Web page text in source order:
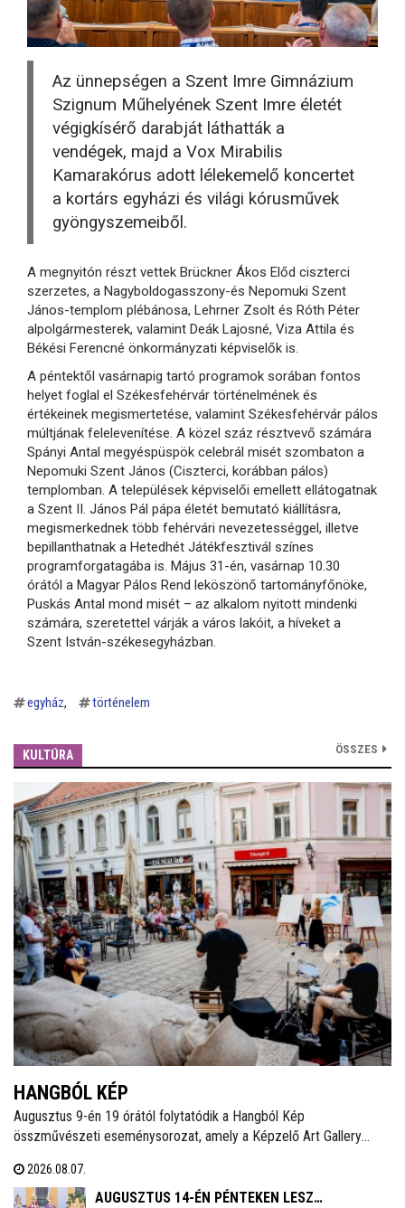
Az ünnepségen a Szent Imre Gimnázium
Szignum Műhelyének Szent Imre életét
végigkísérő darabját láthatták a
vendégek, majd a Vox Mirabilis
Kamarakórus adott lélekemelő koncertet
a kortárs egyházi és világi kórusművek
gyöngyszemeiből.
A megnyitón részt vettek Brückner Ákos Előd ciszterci
szerzetes, a Nagyboldogasszony-és Nepomuki Szent
János-templom plébánosa, Lehrner Zsolt és Róth Péter
alpolgármesterek, valamint Deák Lajosné, Viza Attila és
Békési Ferencné önkormányzati képviselők is.
A péntektől vasárnapig tartó programok sorában fontos
helyet foglal el Székesfehérvár történelmének és
értékeinek megismertetése, valamint Székesfehérvár pálos
múltjának felelevenítése. A közel száz résztvevő számára
Spányi Antal megyéspüspök celebrál misét szombaton a
Nepomuki Szent János (Ciszterci, korábban pálos)
templomban. A települések képviselői emellett ellátogatnak
a Szent II. János Pál pápa életét bemutató kiállításra,
megismerkednek több fehérvári nevezetességgel, illetve
bepillanthatnak a Hetedhét Játékfesztivál színes
programforgatagába is. Május 31-én, vasárnap 10.30
órától a Magyar Pálos Rend leköszönő tartományfőnöke,
Puskás Antal mond misét – az alkalom nyitott mindenki
számára, szeretettel várják a város lakóit, a híveket a
Szent István-székesegyházban.
egyház történelem
KULTÚRA ÖSSZES
HANGBÓL KÉP
Augusztus 9-én 19 órától folytatódik a Hangból Kép
összművészeti eseménysorozat, amely a Képzelő Art Gallery
Székesfehérvár Önkormányzata támogatásával valósul meg a
Belvárosban.
2026.08.07.
AUGUSZTUS 14-ÉN PÉNTEKEN LESZ